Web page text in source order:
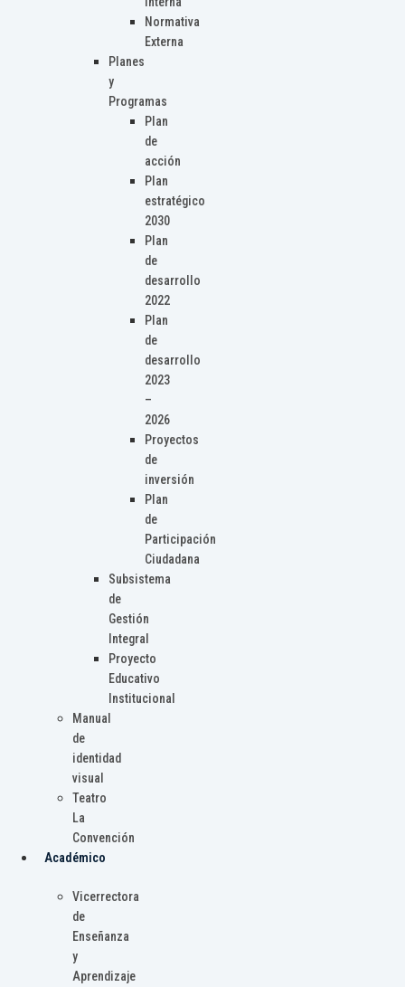
Normativa
Externa
Planes
y
Programas
Plan
de
acción
Plan
estratégico
2030
Plan
de
desarrollo
2022
Plan
de
desarrollo
2023
–
2026
Proyectos
de
inversión
Plan
de
Participación
Ciudadana
Subsistema
de
Gestión
Integral
Proyecto
Educativo
Institucional
Manual
de
identidad
visual
Teatro
La
Convención
Académico
Vicerrectora
de
Enseñanza
y
Aprendizaje